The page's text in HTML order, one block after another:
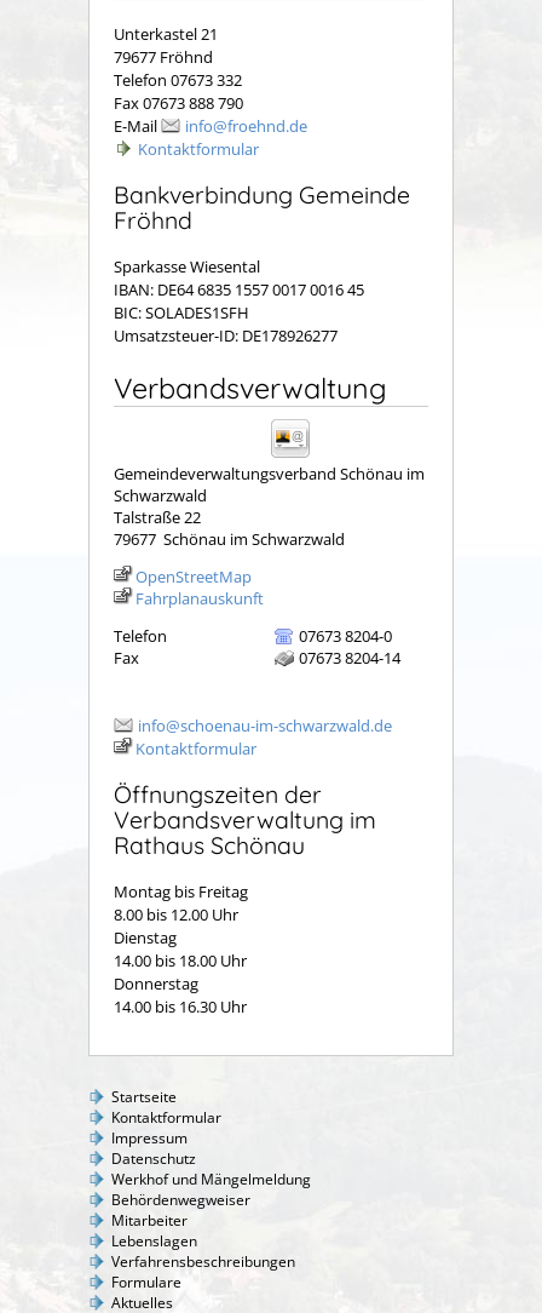
Unterkastel 21
79677 Fröhnd
Telefon 07673 332
Fax 07673 888 790
E-Mail
info@froehnd.de
Kontaktformular
Bankverbindung Gemeinde
Fröhnd
Sparkasse Wiesental
IBAN: DE64 6835 1557 0017 0016 45
BIC: SOLADES1SFH
Umsatzsteuer-ID: DE178926277
Verbandsverwaltung
Gemeindeverwaltungsverband Schönau im
Schwarzwald
Talstraße 22
79677 Schönau im Schwarzwald
OpenStreetMap
Fahrplanauskunft
Telefon
07673 8204-0
Fax
07673 8204-14
info@schoenau-im-schwarzwald.de
Kontaktformular
Öffnungszeiten der
Verbandsverwaltung im
Rathaus Schönau
Montag bis Freitag
8.00 bis 12.00 Uhr
Dienstag
14.00 bis 18.00 Uhr
Donnerstag
14.00 bis 16.30 Uhr
Startseite
Kontaktformular
Impressum
Datenschutz
Werkhof und Mängelmeldung
Behördenwegweiser
Mitarbeiter
Lebenslagen
Verfahrensbeschreibungen
Formulare
Aktuelles